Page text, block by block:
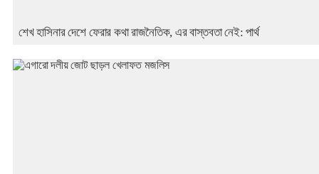
শেখ হাসিনার দেশে ফেরার কথা রাজনৈতিক, এর বাস্তবতা নেই: পার্থ